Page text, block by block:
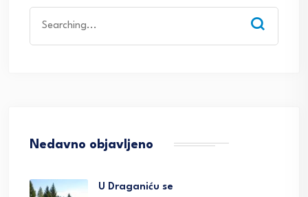
for:
Nedavno objavljeno
U Draganiću se